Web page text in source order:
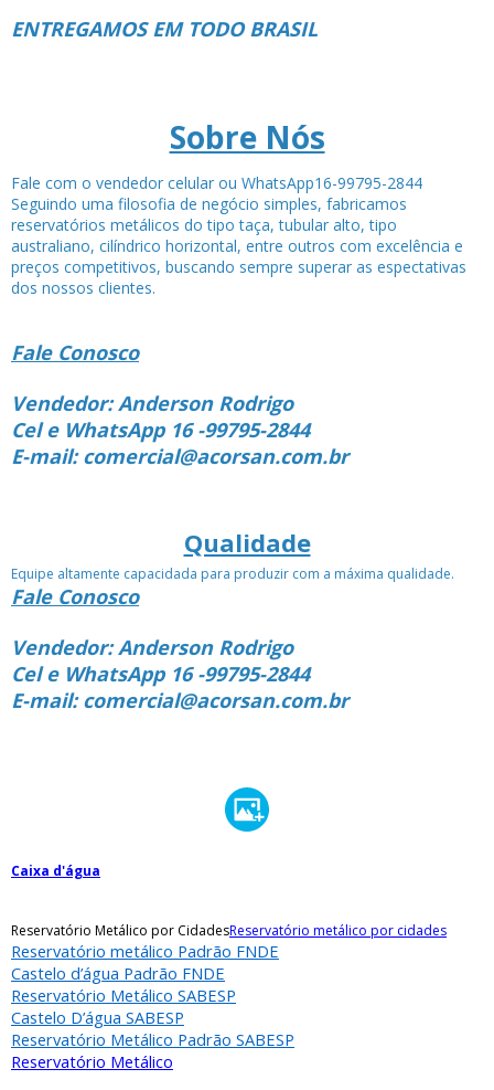
ENTREGAMOS EM TODO BRASIL
Sobre Nós
Fale com o vendedor celular ou WhatsApp16-99795-2844
Seguindo uma filosofia de negócio simples, fabricamos
reservatórios metálicos do tipo taça, tubular alto, tipo
australiano, cilíndrico horizontal, entre outros com excelência e
preços competitivos, buscando sempre superar as espectativas
dos nossos clientes.
Fale Conosco
Vendedor: Anderson Rodrigo
Cel e WhatsApp 16 -99795-2844
E-mail: comercial@acorsan.com.br
Qualidade
Equipe altamente capacidada para produzir com a máxima qualidade.
Fale Conosco
Vendedor: Anderson Rodrigo
Cel e WhatsApp 16 -99795-2844
E-mail: comercial@acorsan.com.br
Caixa d'água
Reservatório Metálico por CidadesReservatório metálico por cidades
Reservatório metálico Padrão FNDE
Castelo d’água Padrão FNDE
Reservatório Metálico SABESP
Castelo D’água SABESP
Reservatório Metálico Padrão SABESP
Reservatório Metálico